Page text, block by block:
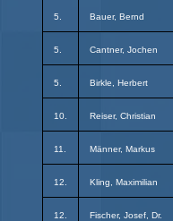
5. Bauer, Bernd
5. Cantner, Jochen
5. Birkle, Herbert
10. Reiser, Christian
11. Männer, Markus
12. Kling, Maximilian
12. Fischer, Josef, Dr.